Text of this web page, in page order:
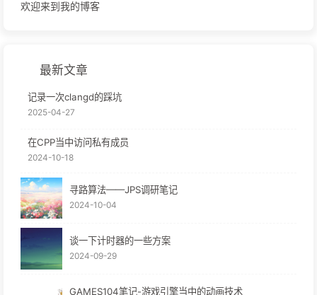
欢迎来到我的博客
最新文章
记录一次clangd的踩坑
2025-04-27
在CPP当中访问私有成员
2024-10-18
寻路算法——JPS调研笔记
2024-10-04
谈一下计时器的一些方案
2024-09-29
GAMES104笔记-游戏引擎当中的动画技术